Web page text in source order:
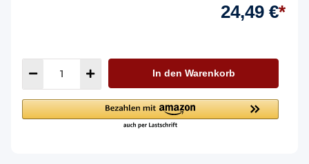
24,49 €*
In den Warenkorb